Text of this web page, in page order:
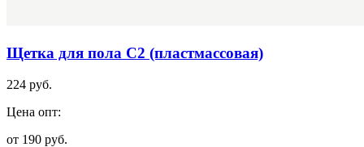
Щетка для пола С2 (пластмассовая)
224 руб.
Цена опт:
от 190 руб.